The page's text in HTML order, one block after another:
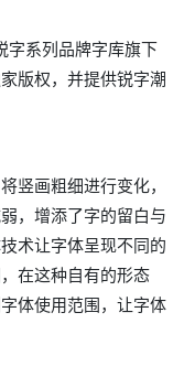
字系列品牌字库旗下
版权，并提供锐字潮
竖画粗细进行变化，
，增添了字的留白与
术让字体呈现不同的
在这种自有的形态
体使用范围，让字体